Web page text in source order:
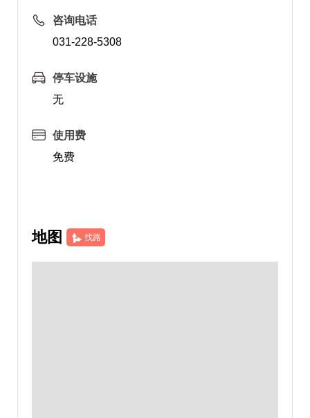
咨询电话
031-228-5308
停车设施
无
使用费
免费
地图 找路